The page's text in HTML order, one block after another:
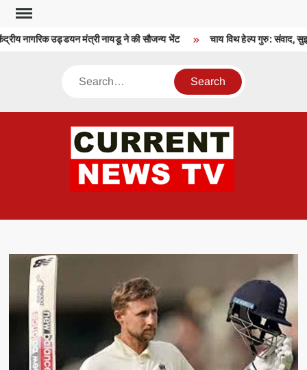
Skip
contentनागरिक उड्डयन मंत्री नायडू ने की सौजन्य भेंट चाय विथ हेल्प गुरु: संवाद,
Search